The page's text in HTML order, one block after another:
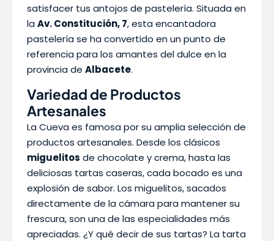
satisfacer tus antojos de pastelería. Situada en
la Av. Constitución, 7, esta encantadora
pastelería se ha convertido en un punto de
referencia para los amantes del dulce en la
provincia de Albacete.
Variedad de Productos
Artesanales
La Cueva es famosa por su amplia selección de
productos artesanales. Desde los clásicos
miguelitos de chocolate y crema, hasta las
deliciosas tartas caseras, cada bocado es una
explosión de sabor. Los miguelitos, sacados
directamente de la cámara para mantener su
frescura, son una de las especialidades más
apreciadas. ¿Y qué decir de sus tartas? La tarta